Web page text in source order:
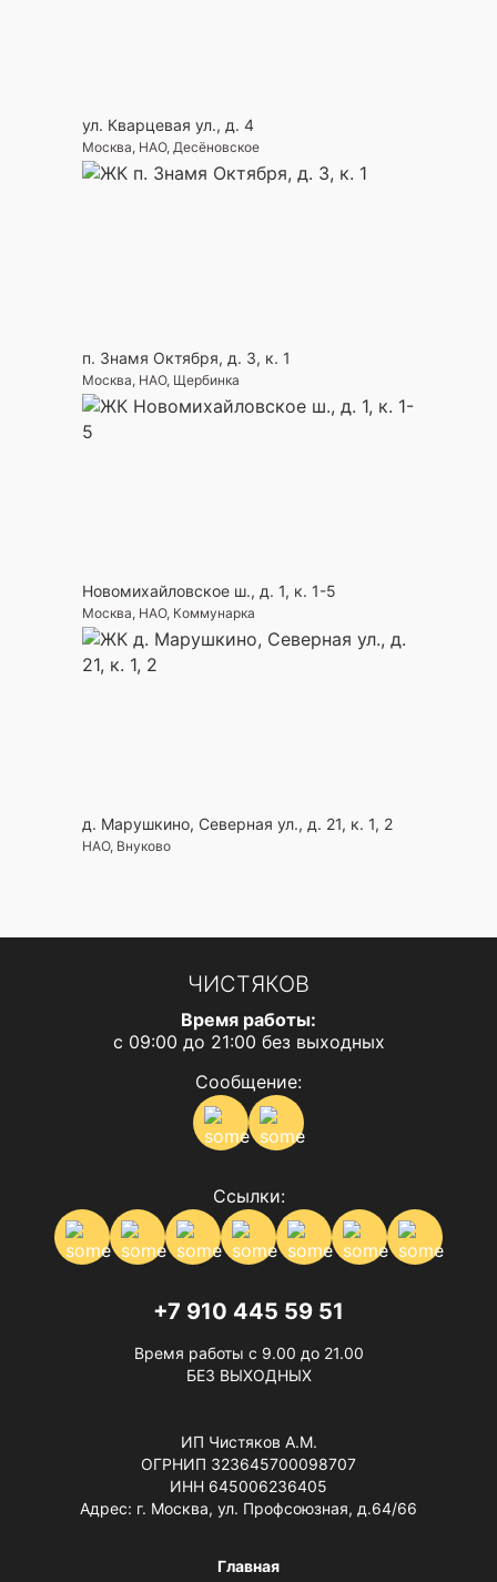
ул. Кварцевая ул., д. 4
Москва, НАО, Десёновское
п. Знамя Октября, д. 3, к. 1
Москва, НАО, Щербинка
Новомихайловское ш., д. 1, к. 1-5
Москва, НАО, Коммунарка
д. Марушкино, Северная ул., д. 21, к. 1, 2
НАО, Внуково
ЧИСТЯКОВ
Время работы:
с 09:00 до 21:00 без выходных
Сообщение:
Ссылки:
+7 910 445 59 51
Время работы с 9.00 до 21.00
БЕЗ ВЫХОДНЫХ
ИП Чистяков А.М.
ОГРНИП 323645700098707
ИНН 645006236405
Адрес: г. Москва, ул. Профсоюзная, д.64/66
Главная